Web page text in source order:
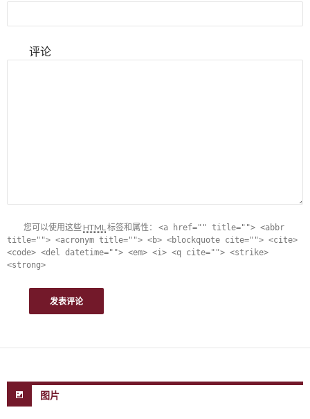
评论
您可以使用这些 HTML标签和属性： <a href="" title=""> <abbr
title=""> <acronym title=""> <b> <blockquote cite=""> <cite>
<code> <del datetime=""> <em> <i> <q cite=""> <strike>
<strong>
图片